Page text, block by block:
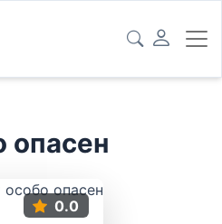
опасен
0.0